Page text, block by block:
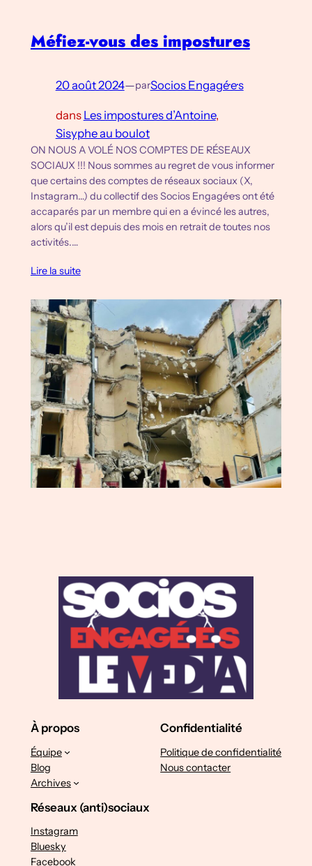
Méfiez-vous des impostures
20 août 2024—parSocios Engagé·e·s
dans Les impostures d’Antoine
Sisyphe au boulot
ON NOUS A VOLÉ NOS COMPTES DE RÉSEAUX
SOCIAUX !!! Nous sommes au regret de vous informer
que certains des comptes de réseaux sociaux (X,
Instagram…) du collectif des Socios Engagé·e·s ont été
accaparés par un membre qui en a évincé les autres,
alors qu’il est depuis des mois en retrait de toutes nos
activités.…
Lire la suite
À propos
Équipe
Blog
Archives
Confidentialité
Politique de confidentialité
Nous contacter
Réseaux (anti)sociaux
Instagram
Bluesky
Facebook